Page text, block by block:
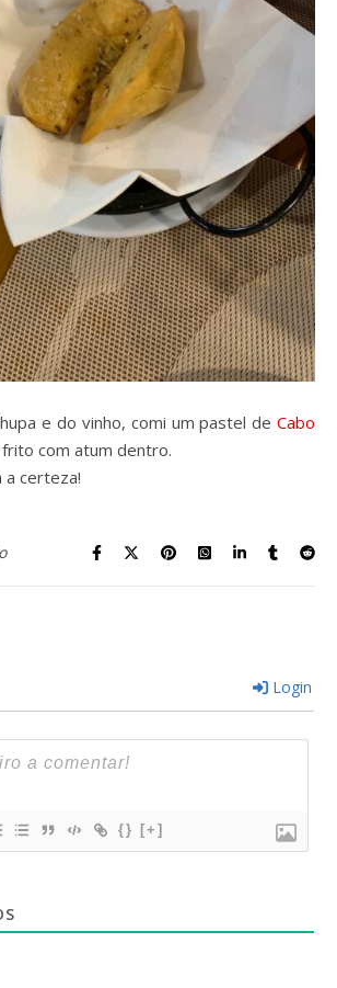
e do vinho, comi um pastel de Cabo
com atum dentro.
a certeza!
Login
{} [+]